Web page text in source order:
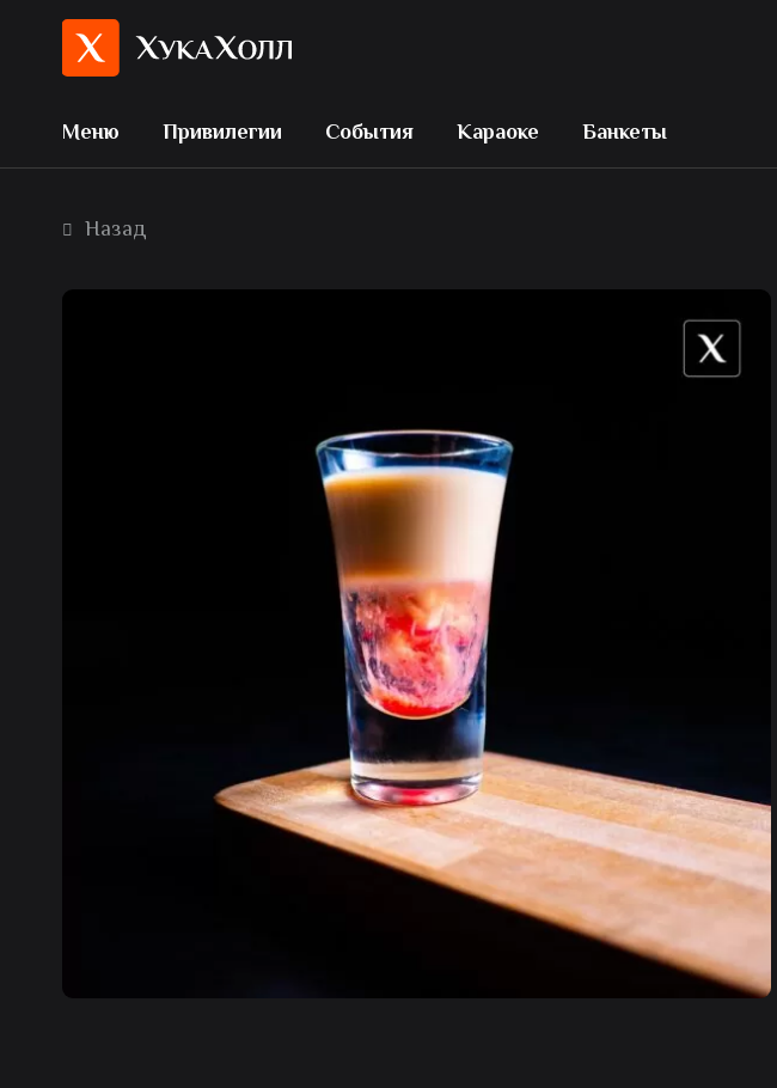
Меню Привилегии События Караоке Банкеты
Назад